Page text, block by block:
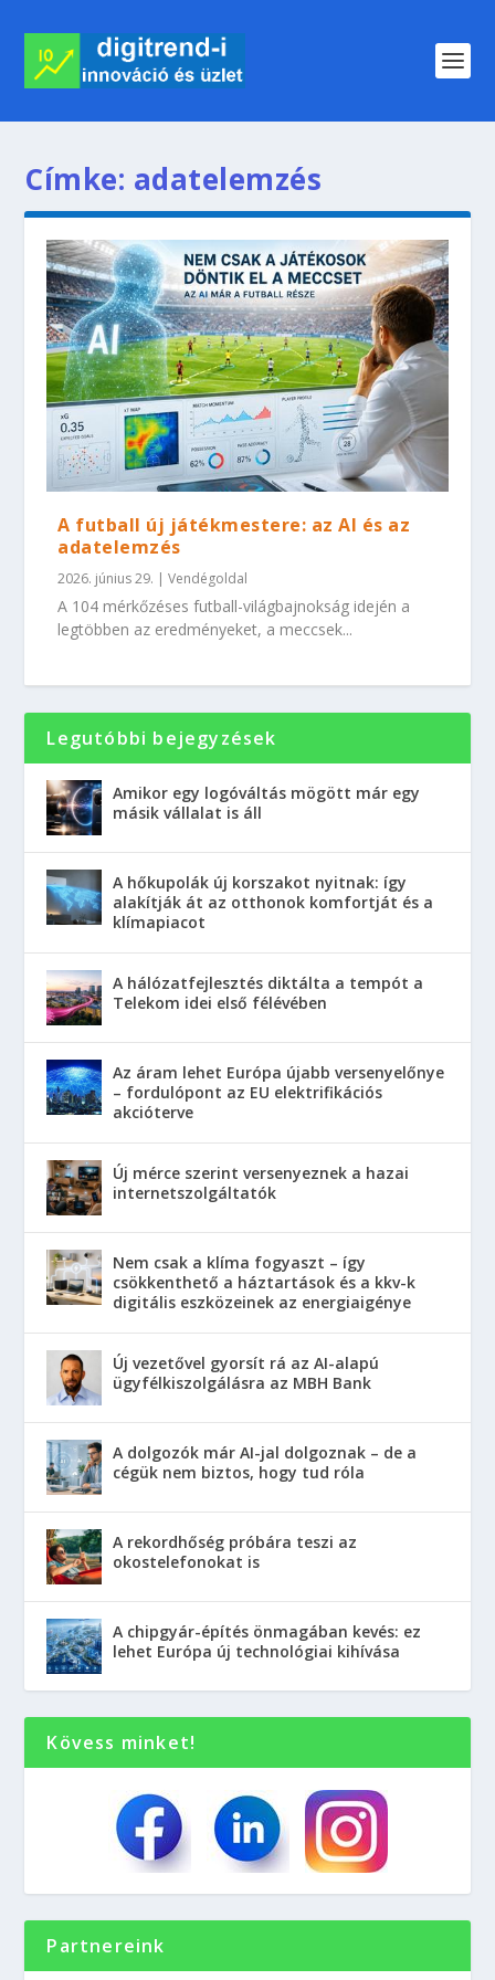
Címke: adatelemzés
A futball új játékmestere: az AI és az
adatelemzés
2026. június 29. |Vendégoldal
A 104 mérkőzéses futball-világbajnokság idején a
legtöbben az eredményeket, a meccsek...
Legutóbbi bejegyzések
Amikor egy logóváltás mögött már egy
másik vállalat is áll
A hőkupolák új korszakot nyitnak: így
alakítják át az otthonok komfortját és a
klímapiacot
A hálózatfejlesztés diktálta a tempót a
Telekom idei első félévében
Az áram lehet Európa újabb versenyelőnye
– fordulópont az EU elektrifikációs
akcióterve
Új mérce szerint versenyeznek a hazai
internetszolgáltatók
Nem csak a klíma fogyaszt – így
csökkenthető a háztartások és a kkv-k
digitális eszközeinek az energiaigénye
Új vezetővel gyorsít rá az AI-alapú
ügyfélkiszolgálásra az MBH Bank
A dolgozók már AI-jal dolgoznak – de a
cégük nem biztos, hogy tud róla
A rekordhőség próbára teszi az
okostelefonokat is
A chipgyár-építés önmagában kevés: ez
lehet Európa új technológiai kihívása
Kövess minket!
Partnereink